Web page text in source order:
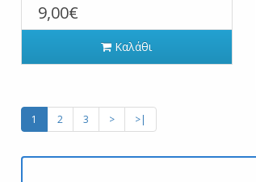
9,00€
Καλάθι
1 2 3 > >|